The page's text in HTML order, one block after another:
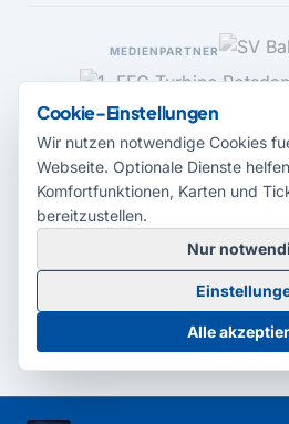
MEDIENPARTNER
© 2026 Radio Potsdam. Webseite
Babelsberg
BarrierefreiheitserklärungAGB
Cookie-
Cookie-Einstellungen
Wir nutzen notwendige Cookies
Webseite. Optionale Dienste
Komfortfunktionen, Karten und
bereitzustellen.
Nur
Alle